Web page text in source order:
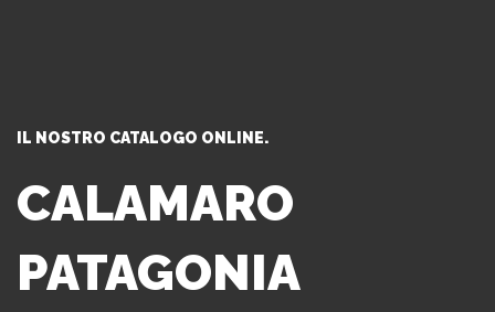
IL NOSTRO CATALOGO ONLINE.
CALAMARO
PATAGONIA